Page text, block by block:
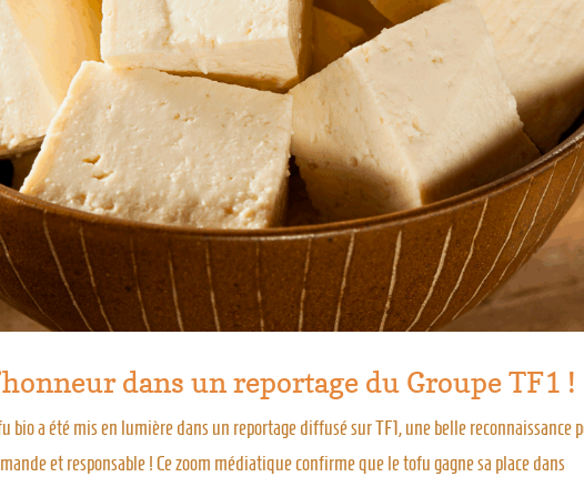
dans un reportage du Groupe TF1 !
bio a été mis en lumière dans un reportage diffusé sur TF1, une belle reconnaissance
et responsable ! Ce zoom médiatique confirme que le tofu gagne sa place dans